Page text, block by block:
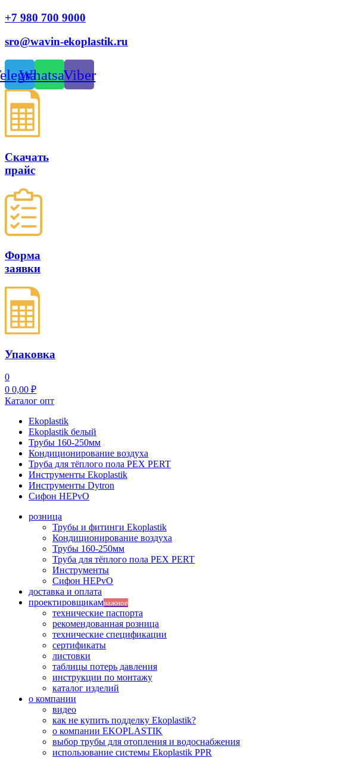
+7 980 700 9000
sro@wavin-ekoplastik.ru
WhatsappViber
Скачать
прайс
Форма
заявки
Упаковка
0
0 0,00 ₽
Каталог опт
Ekoplastik
Ekoplastik белый
Трубы 160-250мм
Кондиционирование воздуха
Труба для тёплого пола PEX PERT
Инструменты Ekoplastik
Инструменты Dytron
Сифон HEPvO
розница
Трубы и фитинги Ekoplastik
Кондиционирование воздуха
Трубы 160-250мм
Труба для тёплого пола PEX PERT
Инструменты
Сифон HEPvO
доставка и оплата
проектировщикамважное
технические паспорта
рекомендованная розница
технические спецификации
сертификаты
листовки
таблицы потерь давления
инструкции по монтажу
каталог изделий
о компании
видео
как не купить подделку Ekoplastik?
о компании EKOPLASTIK
выбор трубы для отопления и водоснабжения
использование системы Ekoplastik PPR